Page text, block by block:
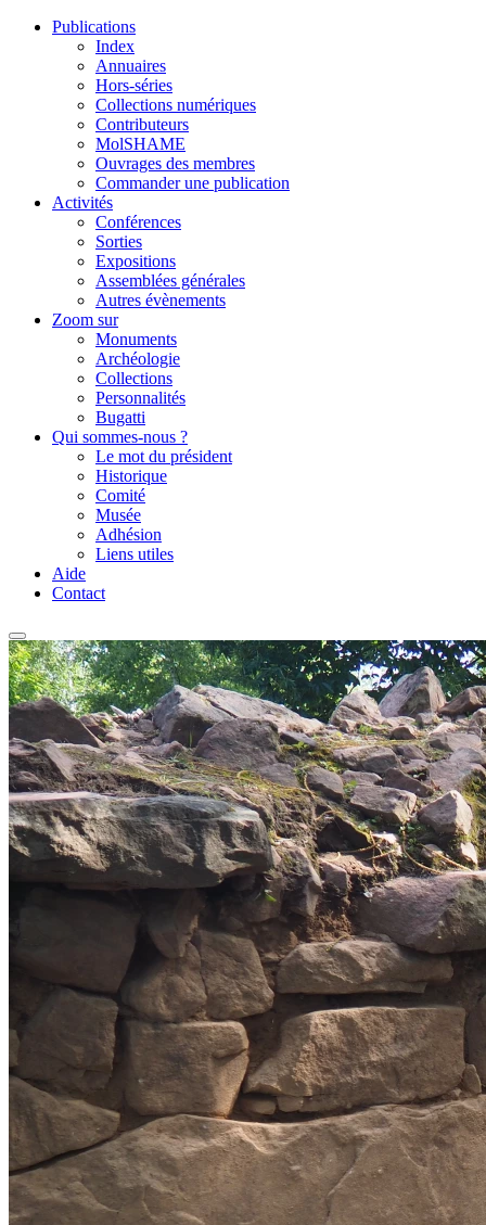
Publications
Index
Annuaires
Hors-séries
Collections numériques
Contributeurs
MolSHAME
Ouvrages des membres
Commander une publication
Activités
Conférences
Sorties
Expositions
Assemblées générales
Autres évènements
Zoom sur
Monuments
Archéologie
Collections
Personnalités
Bugatti
Qui sommes-nous ?
Le mot du président
Historique
Comité
Musée
Adhésion
Liens utiles
Aide
Contact